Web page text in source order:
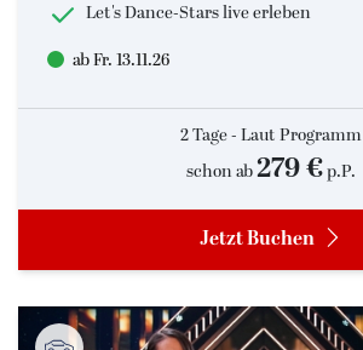
Let's Dance-Stars live erleben
ab Fr. 13.11.26
2 Tage - Laut Programm
schon ab 279 € p.P.
Jetzt Buchen